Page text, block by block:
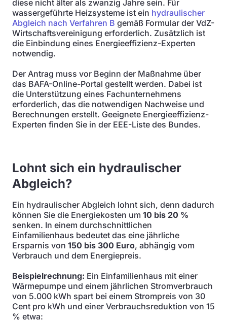
diese nicht älter als zwanzig Jahre sein. Für
wassergeführte Heizsysteme ist ein hydraulischer
Abgleich nach Verfahren B gemäß Formular der VdZ-
Wirtschaftsvereinigung erforderlich. Zusätzlich ist
die Einbindung eines Energieeffizienz-Experten
notwendig.
Der Antrag muss vor Beginn der Maßnahme über
das BAFA-Online-Portal gestellt werden. Dabei ist
die Unterstützung eines Fachunternehmens
erforderlich, das die notwendigen Nachweise und
Berechnungen erstellt. Geeignete Energieeffizienz-
Experten finden Sie in der EEE-Liste des Bundes.
Lohnt sich ein hydraulischer
Abgleich?
Ein hydraulischer Abgleich lohnt sich, denn dadurch
können Sie die Energiekosten um 10 bis 20 %
senken. In einem durchschnittlichen
Einfamilienhaus bedeutet das eine jährliche
Ersparnis von 150 bis 300 Euro, abhängig vom
Verbrauch und dem Energiepreis.
Beispielrechnung: Ein Einfamilienhaus mit einer
Wärmepumpe und einem jährlichen Stromverbrauch
von 5.000 kWh spart bei einem Strompreis von 30
Cent pro kWh und einer Verbrauchsreduktion von 15
% etwa: